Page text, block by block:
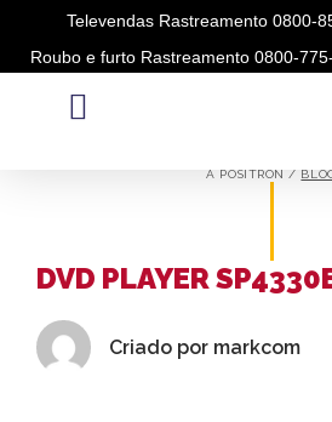
Televendas Rastreamento 0800-
Roubo e furto Rastreamento 0800-
A PÓSITRON /
DVD PLAYER
Criado por markcom